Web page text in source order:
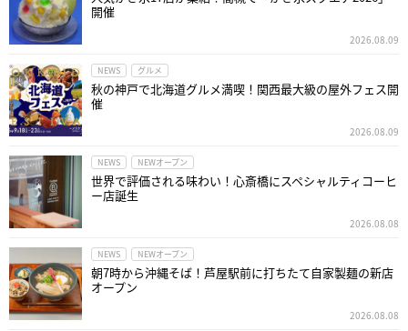
開催
2026.08.09
NEWS グルメ
秋の神戸で北海道グルメ満喫！関西最大級の屋外フェス開
催
2026.08.09
NEWS NEWオープン
世界で評価される味わい！心斎橋にスペシャルティコーヒ
ー店誕生
2026.08.08
NEWS NEWオープン
朝7時から沖縄そば！芦屋駅前に打ちたて自家製麺の新店
オープン
2026.08.08